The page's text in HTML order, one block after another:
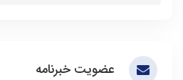
عضویت خبرنامه